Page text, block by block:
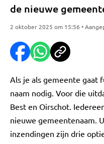
de nieuwe
2 oktober 2025 om 15:56 •
Als je als gemeente gaat
naam nodig. Voor die
Best en Oirschot.
nieuwe gemeentenaam.
inzendingen zijn drie